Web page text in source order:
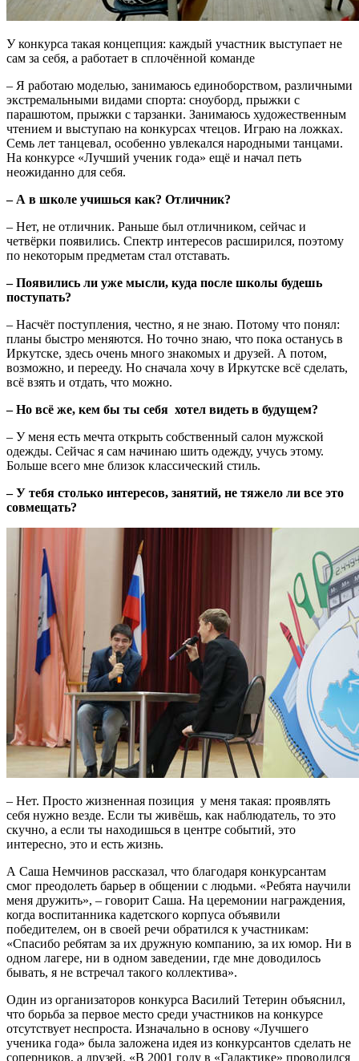
У конкурса такая концепция: каждый участник выступает не
сам за себя, а работает в сплочённой команде
– Я работаю моделью, занимаюсь единоборством, различными
экстремальными видами спорта: сноуборд, прыжки с
парашютом, прыжки с тарзанки. Занимаюсь художественным
чтением и выступаю на конкурсах чтецов. Играю на ложках.
Семь лет танцевал, особенно увлекался народными танцами.
На конкурсе «Лучший ученик года» ещё и начал петь
неожиданно для себя.
– А в школе учишься как? Отличник?
– Нет, не отличник. Раньше был отличником, сейчас и
четвёрки появились. Спектр интересов расширился, поэтому
по некоторым предметам стал отставать.
– Появились ли уже мысли, куда после школы будешь
поступать?
– Насчёт поступления, честно, я не знаю. Потому что понял:
планы быстро меняются. Но точно знаю, что пока останусь в
Иркутске, здесь очень много знакомых и друзей. А потом,
возможно, и перееду. Но сначала хочу в Иркутске всё сделать,
всё взять и отдать, что можно.
– Но всё же, кем бы ты себя хотел видеть в будущем?
– У меня есть мечта открыть собственный салон мужской
одежды. Сейчас я сам начинаю шить одежду, учусь этому.
Больше всего мне близок классический стиль.
– У тебя столько интересов, занятий, не тяжело ли все это
совмещать?
– Нет. Просто жизненная позиция у меня такая: проявлять
себя нужно везде. Если ты живёшь, как наблюдатель, то это
скучно, а если ты находишься в центре событий, это
интересно, это и есть жизнь.
А Саша Немчинов рассказал, что благодаря конкурсантам
смог преодолеть барьер в общении с людьми. «Ребята научили
меня дружить», – говорит Саша. На церемонии награждения,
когда воспитанника кадетского корпуса объявили
победителем, он в своей речи обратился к участникам:
«Спасибо ребятам за их дружную компанию, за их юмор. Ни в
одном лагере, ни в одном заведении, где мне доводилось
бывать, я не встречал такого коллектива».
Один из организаторов конкурса Василий Тетерин объяснил,
что борьба за первое место среди участников на конкурсе
отсутствует неспроста. Изначально в основу «Лучшего
ученика года» была заложена идея из конкурсантов сделать не
соперников, а друзей. «В 2001 году в «Галактике» проводился